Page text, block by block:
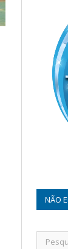
NÃO